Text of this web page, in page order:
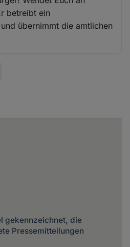
betreibt ein
übernimmt die amtlichen
gekennzeichnet, die
Pressemitteilungen